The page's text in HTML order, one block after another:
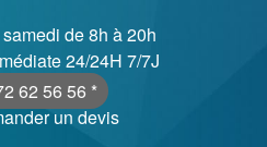
de 8h à 20h
24/24H 7/7J
62 56 56 *
un devis